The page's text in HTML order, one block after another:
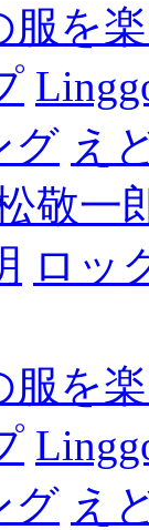
服を
グ え
敬一
ロッ
服を
グ え